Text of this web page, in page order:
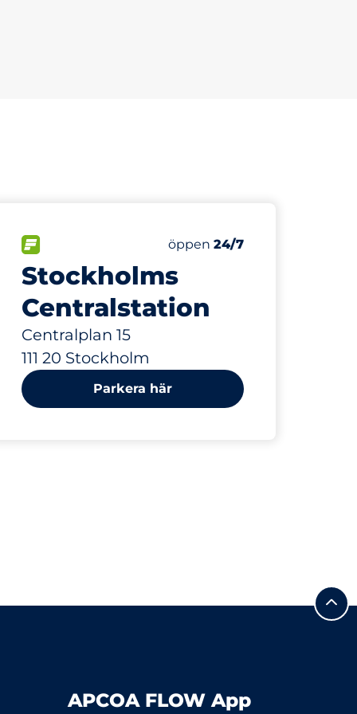
Stockholms
Centralstation
Centralplan 15
111 20 Stockholm
Antal parkeringsplatser:
Totalt antal platser
Fredag
öppen 24/7
264 m
Parkera här
APCOA FLOW App